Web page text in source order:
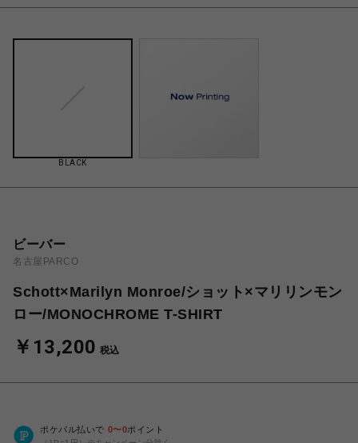
BLACK
ビーバー
名古屋PARCO
Schott×Marilyn Monroe/ショット×マリリンモン
ロー/MONOCHROME T-SHIRT
￥13,200 税込
ポケパル払いで 0〜0ポイント